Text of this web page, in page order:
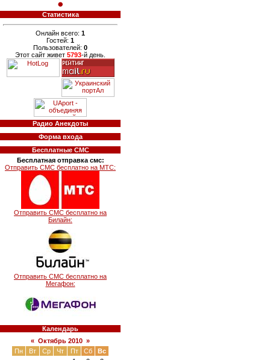
Статистика
Онлайн всего: 1
Гостей: 1
Пользователей: 0
Этот сайт живет 5793-й день.
Радио Анекдоты
Форма входа
Бесплатные СМС
Бесплатная отправка смс:
Отправить СМС бесплатно на МТС:
Отправить СМС бесплатно на
Билайн:
Отправить СМС бесплатно на
Мегафон:
Календарь
« Октябрь 2010 »
Пн
Вт Ср Чт Пт Сб
Вс